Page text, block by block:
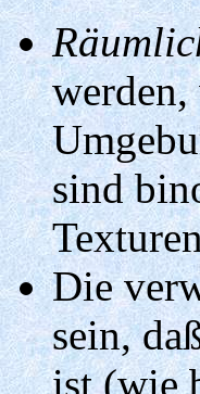
sind
Die
sein,
ist (wie